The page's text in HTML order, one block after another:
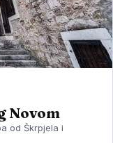
Novom
od Škrpjela i